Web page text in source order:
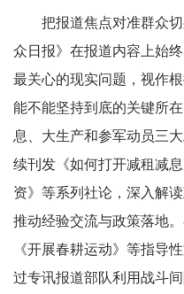
把报道焦点对准群众
众日报》在报道内容上始
最关心的现实问题，视作
能不能坚持到底的关键所
息、大生产和参军动员三
续刊发《如何打开减租减
资》等系列社论，深入解
推动经验交流与政策落地
《开展春耕运动》等指导
过专讯报道部队利用战斗